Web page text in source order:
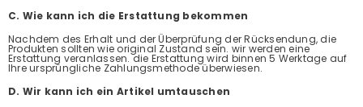
C. Wie kann ich die Erstattung bekommen
Nachdem des Erhalt und der Überprüfung der Rücksendung, die
Produkten sollten wie original Zustand sein. wir werden eine
Erstattung veranlassen. die Erstattung wird binnen 5 Werktage auf
Ihre ursprüngliche Zahlungsmethode überwiesen.
D. Wir kann ich ein Artikel umtauschen